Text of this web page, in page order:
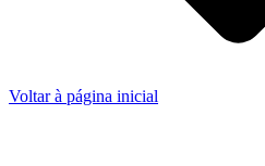
Voltar à página inicial